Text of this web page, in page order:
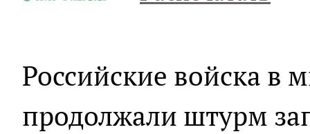
Российские войска в
продолжали штурм